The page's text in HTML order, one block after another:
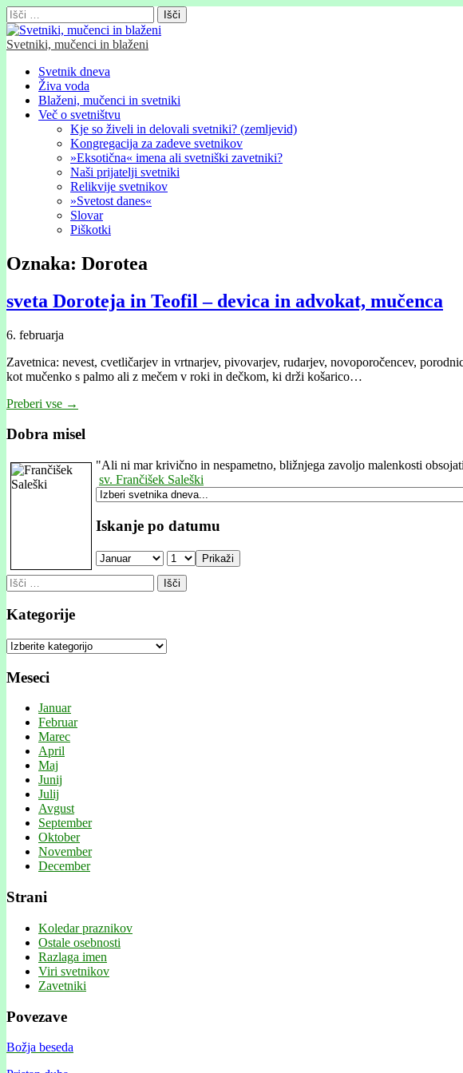
Išči:
Svetniki, mučenci in blaženi
Glavni
meni
Skip
content
Svetnik dneva
Živa voda
Blaženi, mučenci in svetniki
Več o svetništvu
Kje so živeli in delovali svetniki? (zemljevid)
Kongregacija za zadeve svetnikov
»Eksotična« imena ali svetniški zavetniki?
Naši prijatelji svetniki
Relikvije svetnikov
»Svetost danes«
Slovar
Piškotki
Oznaka: Dorotea
sveta Doroteja in Teofil – devica in advokat, mučenca
6. februarja
Zavetnica: nevest, cvetličarjev in vrtnarjev, pivovarjev, rudarjev, novoporočencev,
kot mučenko s palmo ali z mečem v roki in dečkom, ki drži košarico…
Preberi vse →
Dobra misel
"Ali ni mar krivično in nespametno, bližnjega zavoljo malenkosti
sv. Frančišek Saleški
Iskanje po datumu
Prikaži
Išči:
Kategorije
Kategorije
Meseci
Januar
Februar
Marec
April
Maj
Junij
Julij
Avgust
September
Oktober
November
December
Strani
Koledar praznikov
Ostale osebnosti
Razlaga imen
Viri svetnikov
Zavetniki
Povezave
Božja beseda